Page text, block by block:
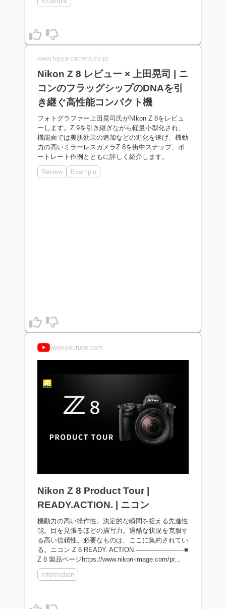
www.fujiya-camera.co.jp
Nikon Z 8 レビュー × 上田晃司 | ニ
コンのフラッグシップのDNAを引
き継ぐ高性能コンパクト機
フォトグラファー上田晃司氏がNIkon Z 8をレビュ
ーします。Z 9を引き継ぎながら軽量小型化され、
機能面では美肌効果の追加などの進化を遂げ、機動
力の高いミラーレスカメラZ 8を街中スナップ、ポ
ートレート作例とともに詳しく紹介します。
Review
Example
www.youtube.com
Nikon Z 8 Product Tour |
READY.ACTION. | ニコン
機動力の高い操作性。決定的な瞬間を捉える先進性
能。目を見張るほどの描写力。過酷な状況を克服す
る高い信頼性。必要なものは、ここに集約されてい
る。ニコン Z 8 READY. ACTION.------------------------■
Z 8 製品ページhttps://www.nikon-image.com/pr...
Information